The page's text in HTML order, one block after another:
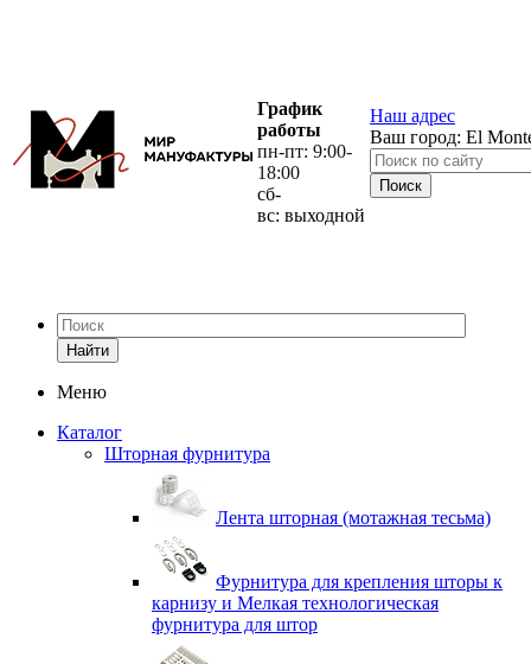
График
работы
пн-пт: 9:00-
18:00
сб-
вс: выходной
Наш адрес
Ваш город: El
Найти
Меню
Каталог
Шторная фурнитура
Лента шторная (мотажная тесьма)
Фурнитура для крепления шторы к
карнизу и Мелкая технологическая
фурнитура для штор